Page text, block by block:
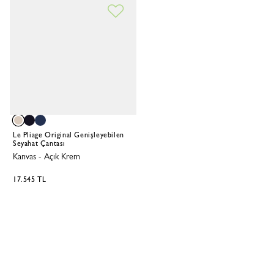
Le Pliage Original Genişleyebilen
Seyahat Çantası
Kanvas - Açık Krem
17.545 TL